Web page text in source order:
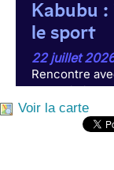
Voir la carte